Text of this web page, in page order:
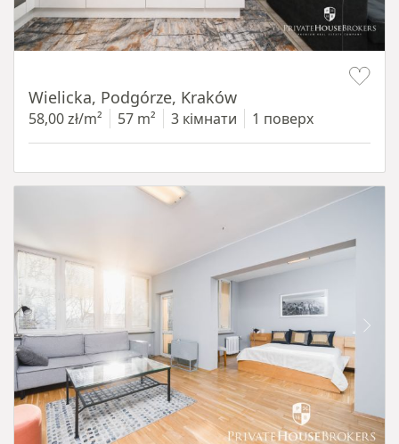
Wielicka, Podgórze, Kraków
58,00 zł/m² 57 m² 3 кімнати 1 поверх